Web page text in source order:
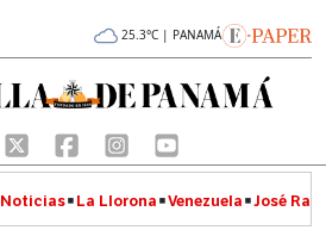
25.3°C | PANAMÁ
La Llorona Venezuela José